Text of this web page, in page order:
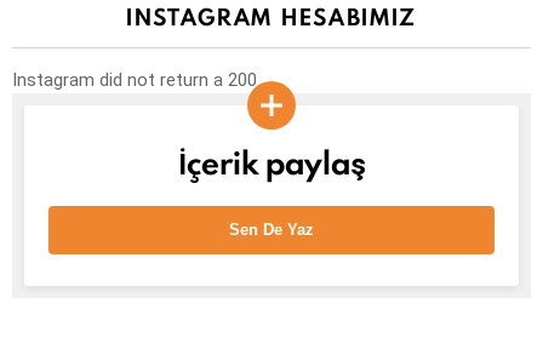
INSTAGRAM HESABIMIZ
Instagram did not return a 200.
İçerik paylaş
Sen De Yaz